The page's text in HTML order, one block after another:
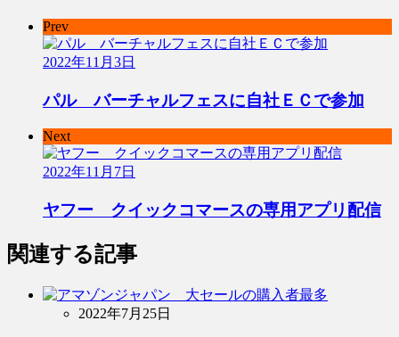
Prev
2022年11月3日
パル バーチャルフェスに自社ＥＣで参加
Next
2022年11月7日
ヤフー クイックコマースの専用アプリ配信
関連する記事
2022年7月25日